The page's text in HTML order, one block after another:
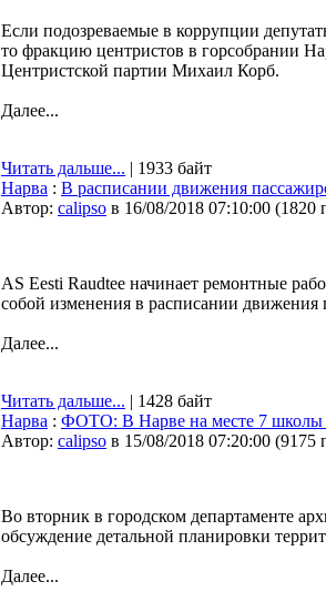
Если подозреваемые в коррупции
то фракцию центристов в горсобрании
Центристской партии Михаил Корб.
Далее...
Читать дальше... | 1933 байт
Нарва : В расписании движения
Автор: calipso в 16/08/2018 07:10:00 (1820
AS Eesti Raudtee начинает ремонтные
собой изменения в расписании
Далее...
Читать дальше... | 1428 байт
Нарва : ФОТО: В Нарве на месте 7 школы
Автор: calipso в 15/08/2018 07:20:00 (9175
Во вторник в городском департаменте
обсуждение детальной планировки
Далее...